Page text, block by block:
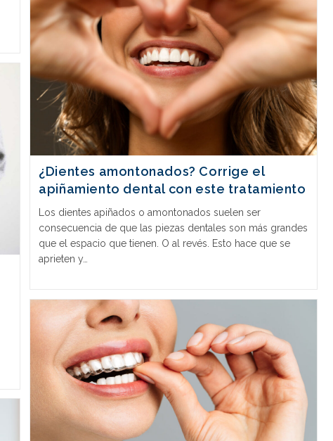
¿Dientes amontonados? Corrige el
apiñamiento dental con este tratamiento
Los dientes apiñados o amontonados suelen ser
consecuencia de que las piezas dentales son más grandes
que el espacio que tienen. O al revés. Esto hace que se
aprieten y…